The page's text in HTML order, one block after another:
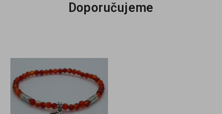
Doporučujeme